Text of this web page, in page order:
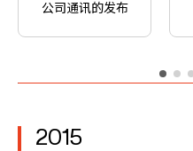
公司通讯的发布
2015